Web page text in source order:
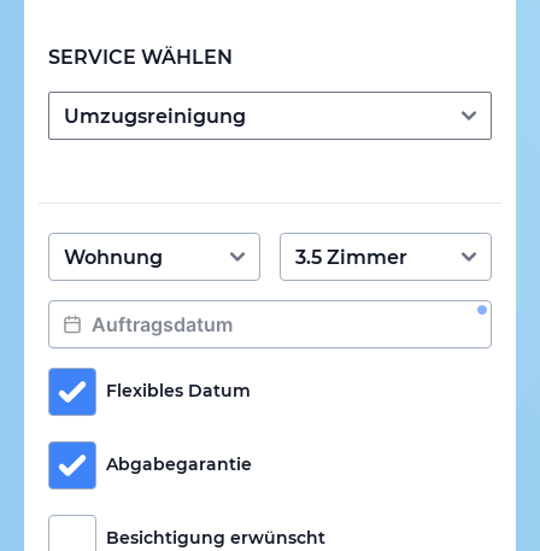
SERVICE WÄHLEN
Flexibles Datum
Abgabegarantie
Besichtigung erwünscht